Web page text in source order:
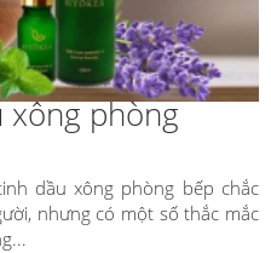
xông phòng
dầu xông phòng bếp chắc
nhưng có một số thắc mắc